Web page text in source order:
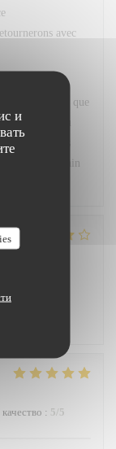
и
avec
sommes ravis que
la qualité du
Nous
un prochain
: 5/5